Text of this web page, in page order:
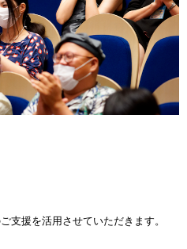
支援を活用させていただきます。